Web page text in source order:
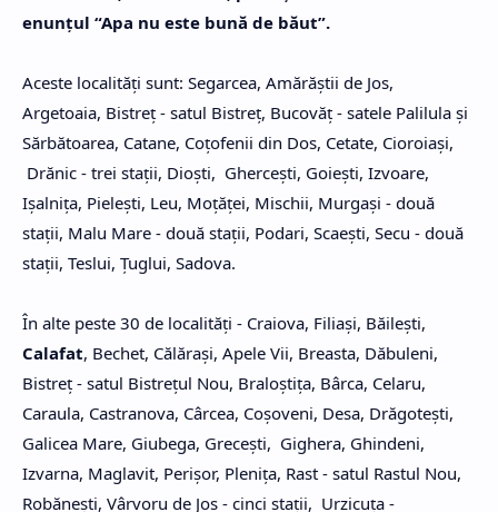
enunţul “Apa nu este bună de băut”.
Aceste localităţi sunt: Segarcea, Amărăştii de Jos,
Argetoaia, Bistreţ - satul Bistreţ, Bucovăţ - satele Palilula şi
Sărbătoarea, Catane, Coţofenii din Dos, Cetate, Cioroiaşi,
Drănic - trei staţii, Dioşti, Gherceşti, Goieşti, Izvoare,
Işalniţa, Pieleşti, Leu, Moţăţei, Mischii, Murgaşi - două
staţii, Malu Mare - două staţii, Podari, Scaeşti, Secu - două
staţii, Teslui, Ţuglui, Sadova.
În alte peste 30 de localităţi - Craiova, Filiaşi, Băileşti,
Calafat, Bechet, Călăraşi, Apele Vii, Breasta, Dăbuleni,
Bistreţ - satul Bistreţul Nou, Braloştiţa, Bârca, Celaru,
Caraula, Castranova, Cârcea, Coşoveni, Desa, Drăgoteşti,
Galicea Mare, Giubega, Greceşti, Gighera, Ghindeni,
Izvarna, Maglavit, Perişor, Pleniţa, Rast - satul Rastul Nou,
Robăneşti, Vârvoru de Jos - cinci staţii, Urzicuţa -